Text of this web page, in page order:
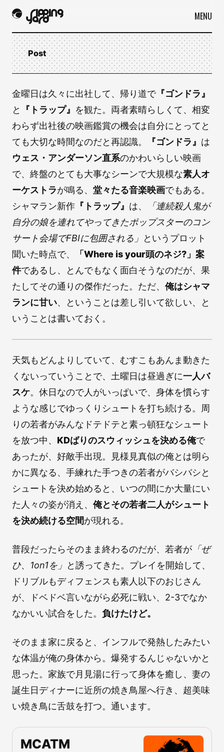
MENU
Post
金曜日は久々に出社して、帰り道で『ゴンドラ』
と
『トラップ』 を観た。両者素晴らしくて、相変
わらず出社後の映画鑑賞の機会は自分にとってと
ても大切な時間なのだと再認識。
『ゴンドラ』 は
ウェス・アンダーソン直系のかわいらしい映画
で、終盤のとても大事なシーンで大規模な素人オ
ーケストラが鳴る、 堂々たる音楽映画でもある。
シャマラン新作 『トラップ』 は、
「連続殺人鬼が
自分の娘を連れてやってきたポップスターのコン
サート会場でFBIに包囲される」 というプロット
聞いた時点で、
「Where is your頭のネジ?」案
件であるし、とんでもなく面白そうなのだが、果
たしてその通りの傑作だった。ただ、 俺はシャマ
ランに甘い、ということは差し引いて欲しい、と
いうことは書いておく。
天気もどんよりしていて、むすこもあんま動きた
くないっていうことで、土曜日は昼過ぎに一人バ
スケ。休日なので人がいっぱいで、身体を慣らす
ような感じでゆっくりシュートを打ち続ける。周
りの若者がみんなドテドテと素っ頓狂なシュート
を放つ中、 KDばりのスウィッシュを決める俺で
あったが、好敵手出現。見様見真似の俺とは明ら
かに異なる、手練れた手つきの若者がバシバシと
シュートを決め始めると、いつの間にか大量にい
た人々の姿が消え、 俺とその若者二人がシュート
を決め続ける空間が現れる。
普段だったらそのまま終わるのだが、若者が 「ぜ
ひ、1on1を」 と誘ってきた。プレイを開始して、
ドリブルもディフェンスも素人以下のおじさん
が、ドベドベ言いながら必死に戦い、2-3でなか
なかいい試合をした。 負けたけど。
そのまま家に戻ると、インフルで発熱したみたい
な体温が俺の身体から。爆発するんじゃないかと
思った。家族で月見湯に行って身体を癒し、妻の
誕生日ディナーに近所の焼き鳥屋へ行き、超美味
い焼き鳥に舌鼓を打つ。通います。
MCATM